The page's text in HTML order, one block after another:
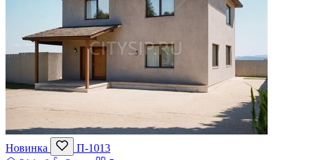
Новинка
П-1013